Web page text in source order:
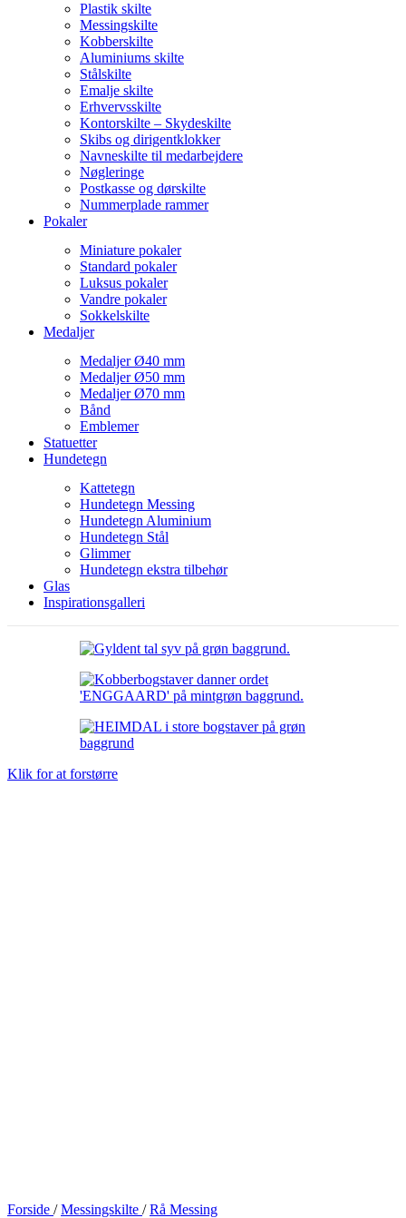
Plastik skilte
Messingskilte
Kobberskilte
Aluminiums skilte
Stålskilte
Emalje skilte
Erhvervsskilte
Kontorskilte – Skydeskilte
Skibs og dirigentklokker
Navneskilte til medarbejdere
Nøgleringe
Postkasse og dørskilte
Nummerplade rammer
Pokaler
Miniature pokaler
Standard pokaler
Luksus pokaler
Vandre pokaler
Sokkelskilte
Medaljer
Medaljer Ø40 mm
Medaljer Ø50 mm
Medaljer Ø70 mm
Bånd
Emblemer
Statuetter
Hundetegn
Kattetegn
Hundetegn Messing
Hundetegn Aluminium
Hundetegn Stål
Glimmer
Hundetegn ekstra tilbehør
Glas
Inspirationsgalleri
Klik for at forstørre
Forside / Messingskilte / Rå Messing